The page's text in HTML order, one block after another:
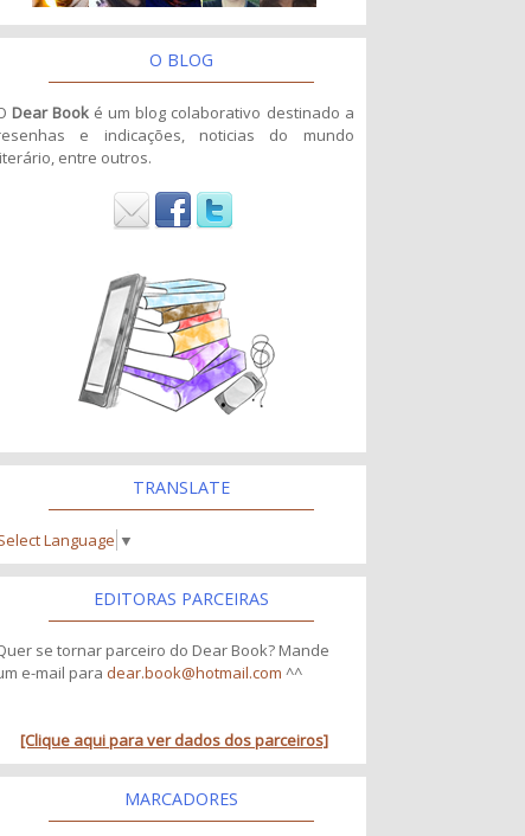
O BLOG
Dear Book é um blog colaborativo destinado a
e indicações, noticias do mundo
entre outros.
TRANSLATE
Language ▼
EDITORAS PARCEIRAS
se tornar parceiro do Dear Book? Mande
e-mail para dear.book@hotmail.com ^^
[Clique aqui para ver dados dos parceiros]
MARCADORES